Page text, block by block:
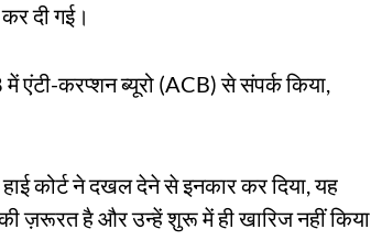
दी गई।
करप्शन ब्यूरो (ACB) से संपर्क किया,
कोर्ट ने दखल देने से इनकार कर दिया, यह
ज़रूरत है और उन्हें शुरू में ही खारिज नहीं किया